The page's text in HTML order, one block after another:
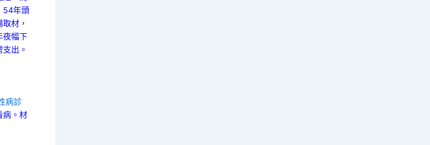
54年頭
材，
夜幅下
出。
病診
病。材